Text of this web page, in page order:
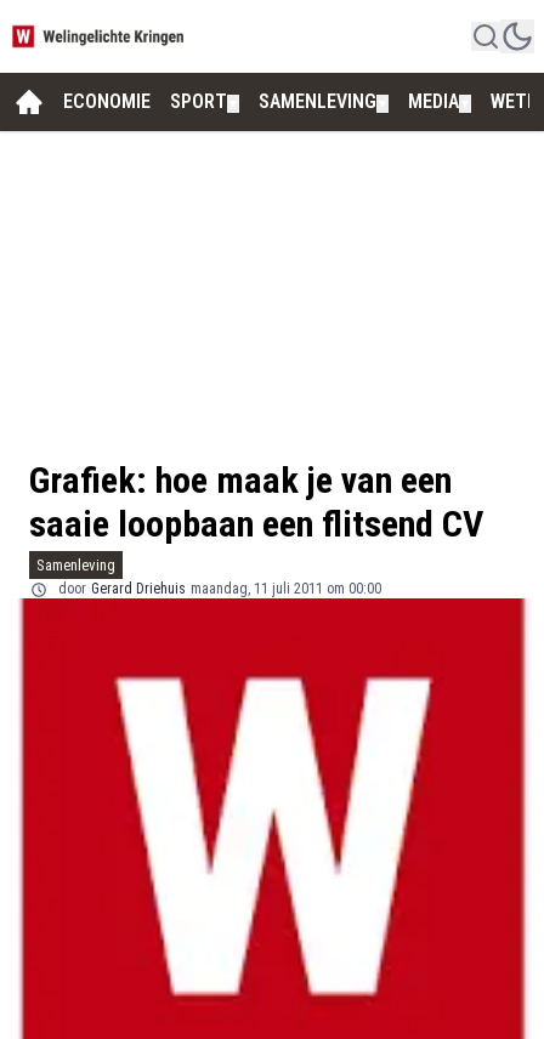
ECONOMIE SPORT SAMENLEVING MEDIA
Grafiek: hoe maak je van een
saaie loopbaan een flitsend CV
Samenleving
door Gerard Driehuis maandag, 11 juli 2011 om 00:00